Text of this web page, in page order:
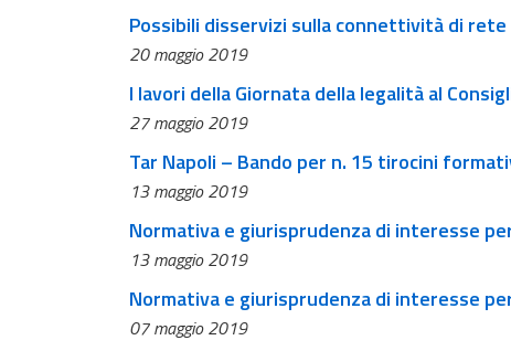
Possibili disservizi sulla connettività di
20 maggio 2019
I lavori della Giornata della legalità al
27 maggio 2019
Tar Napoli – Bando per n. 15 tirocini
13 maggio 2019
Normativa e giurisprudenza di interesse
13 maggio 2019
Normativa e giurisprudenza di interesse
07 maggio 2019